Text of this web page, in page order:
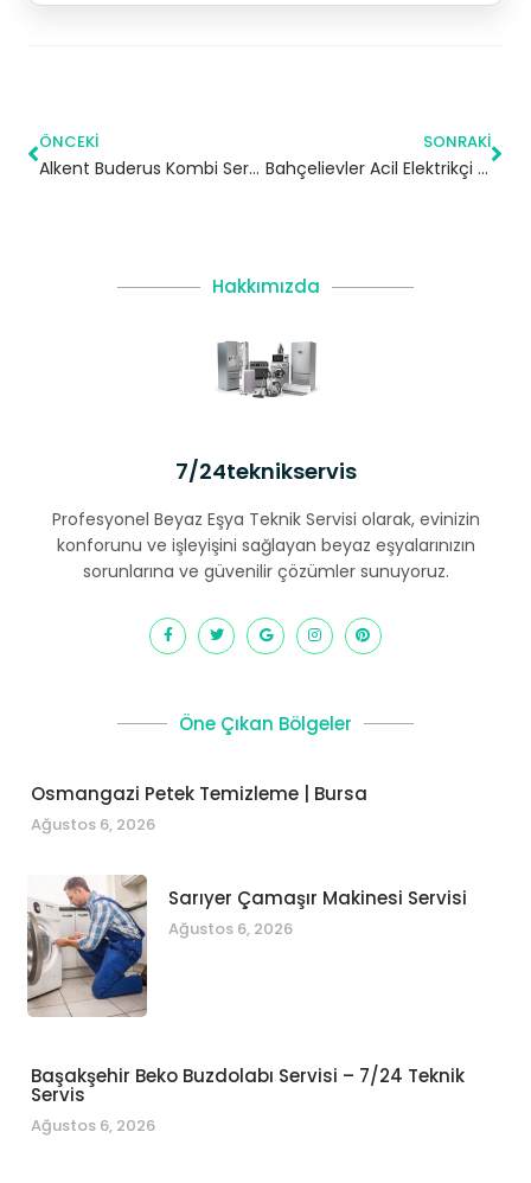
ÖNCEKI
Alkent Buderus Kombi Servisi – Büyükçekmece Yetkili Servis
SONRAKI
Bahçelievler Acil Elektrikçi | İstanbul
Hakkımızda
7/24teknikservis
Profesyonel Beyaz Eşya Teknik Servisi olarak, evinizin
konforunu ve işleyişini sağlayan beyaz eşyalarınızın
sorunlarına ve güvenilir çözümler sunuyoruz.
Öne Çıkan Bölgeler
Osmangazi Petek Temizleme | Bursa
Ağustos 6, 2026
Sarıyer Çamaşır Makinesi Servisi
Ağustos 6, 2026
Başakşehir Beko Buzdolabı Servisi – 7/24 Teknik
Servis
Ağustos 6, 2026